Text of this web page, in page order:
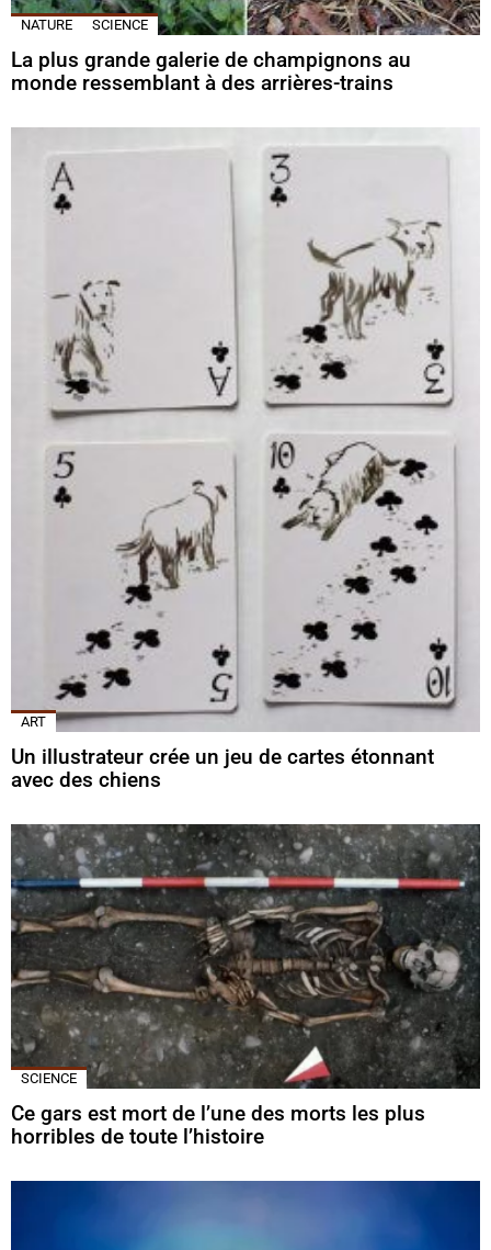
NATURE SCIENCE
La plus grande galerie de champignons au
monde ressemblant à des arrières-trains
ART
Un illustrateur crée un jeu de cartes étonnant
avec des chiens
SCIENCE
Ce gars est mort de l’une des morts les plus
horribles de toute l’histoire